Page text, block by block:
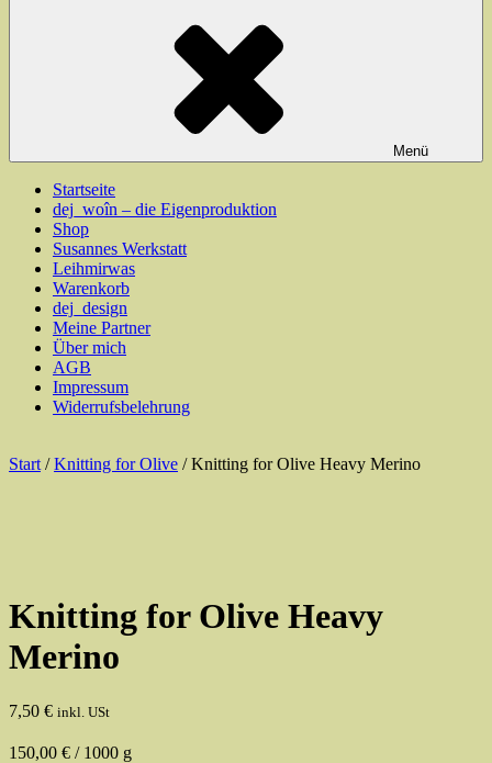
Menü
Startseite
dej_woîn – die Eigenproduktion
Shop
Susannes Werkstatt
Leihmirwas
Warenkorb
dej_design
Meine Partner
Über mich
AGB
Impressum
Widerrufsbelehrung
Start /Knitting for Olive / Knitting for Olive Heavy Merino
Knitting for Olive Heavy
Merino
7,50 € inkl. USt
150,00 € / 1000 g